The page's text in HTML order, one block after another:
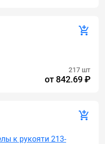
217 шт
от 842.69 ₽
к рукояти 213-